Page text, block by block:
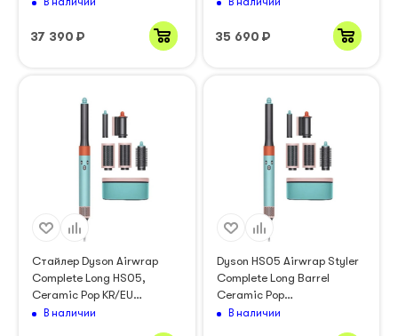
37 390 ₽ 35 690 ₽
Стайлер Dyson Airwrap
Complete Long HS05,
Ceramic Pop KR/EU
(504613)
В наличии
Dyson HS05 Airwrap Styler
Complete Long Barrel
Ceramic Pop
(504629/504582)
В наличии